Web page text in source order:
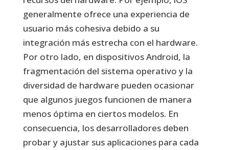
generalmente ofrece una experiencia de
usuario más cohesiva debido a su
integración más estrecha con el hardware.
Por otro lado, en dispositivos Android, la
fragmentación del sistema operativo y la
diversidad de hardware pueden ocasionar
que algunos juegos funcionen de manera
menos óptima en ciertos modelos. En
consecuencia, los desarrolladores deben
probar y ajustar sus aplicaciones para cada